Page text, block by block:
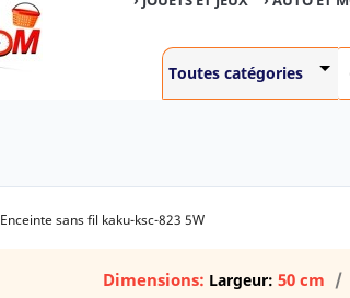
Enceinte sans fil kaku-ksc-823 5W
Dimensions: Largeur: 50 cm